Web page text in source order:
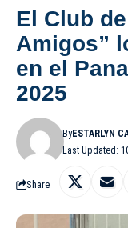
El Club
Amigos”
en el
2025
Last Updated:
ByESTARLYN
Share